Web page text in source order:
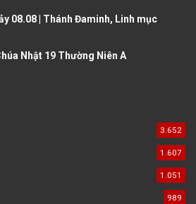
08.08 | Thánh Đaminh, Linh mục
Nhật 19 Thường Niên A
3.652
1.607
1.051
989